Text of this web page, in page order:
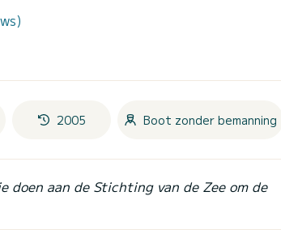
2005 Boot zonder bemanning
doen aan de Stichting van de Zee om de